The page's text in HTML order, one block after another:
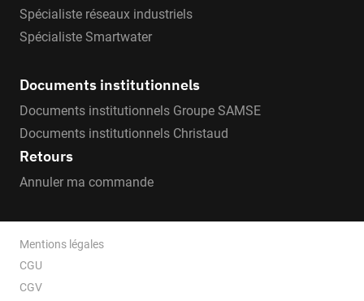
Spécialiste réseaux industriels
Spécialiste Smartwater
Documents institutionnels
Documents institutionnels Groupe SAMSE
Documents institutionnels Christaud
Retours
Annuler ma commande
Mentions légales
CGU
CGV